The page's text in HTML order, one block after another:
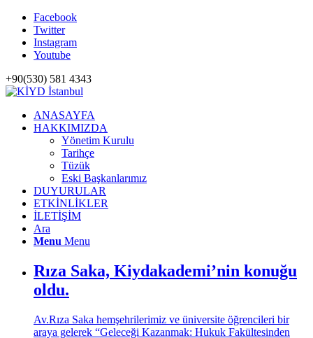
Facebook
Twitter
Instagram
Youtube
+90(530) 581 4343
ANASAYFA
HAKKIMIZDA
Yönetim Kurulu
Tarihçe
Tüzük
Eski Başkanlarımız
DUYURULAR
ETKİNLİKLER
İLETİŞİM
Ara
Menu Menu
Rıza Saka, Kiydakademi’nin konuğu
oldu.
Av.Rıza Saka hemşehrilerimiz ve üniversite öğrencileri bir
araya gelerek “Geleceği Kazanmak: Hukuk Fakültesinden